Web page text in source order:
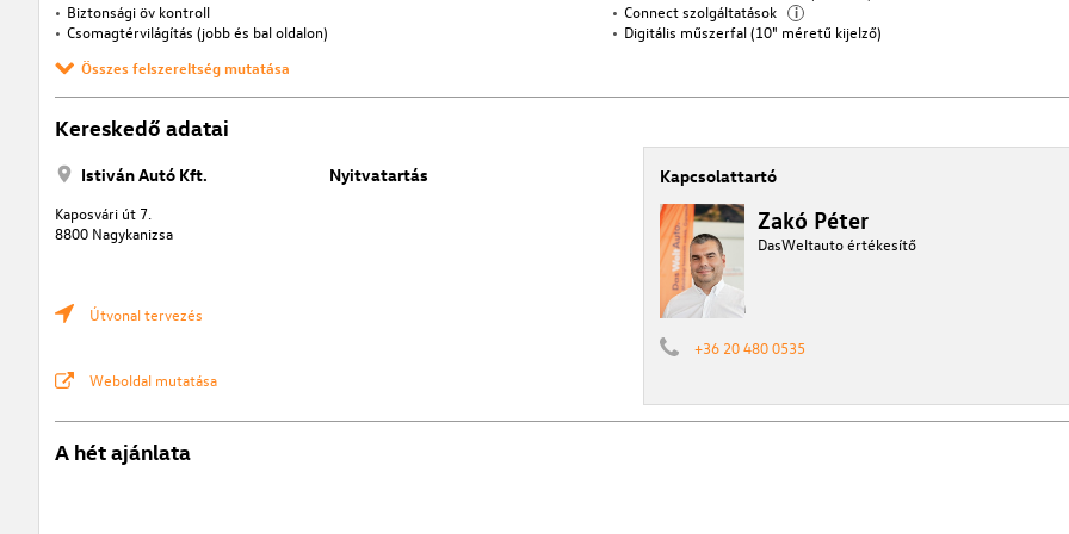
Biztonsági öv kontroll
Connect szolgáltatások i
Csomagtérvilágítás (jobb és bal oldalon)
Digitális műszerfal (10" méretű kijelző)
Összes felszereltség mutatása
Kereskedő adatai
Istiván Autó Kft.
Kaposvári út 7.
8800 Nagykanizsa
Útvonal tervezés
Weboldal mutatása
Nyitvatartás Kapcsolattartó
Zakó Péter
DasWeltauto értékesítő
+36 20 480 0535
A hét ajánlata